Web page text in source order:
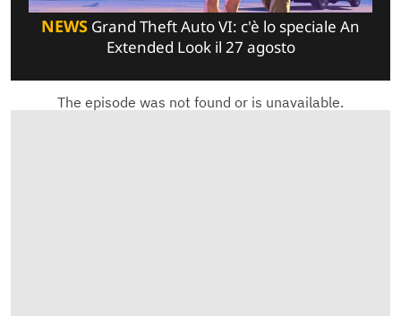
NEWS Grand Theft Auto VI: c'è lo speciale An
Extended Look il 27 agosto